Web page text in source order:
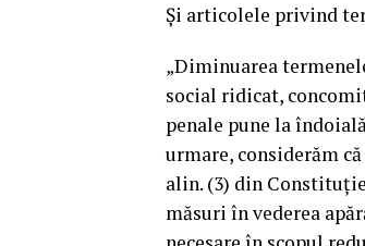
Şi articolele privind
„Diminuarea
social ridicat,
penale pune la
urmare, considerăm
alin. (3) din
măsuri în vederea